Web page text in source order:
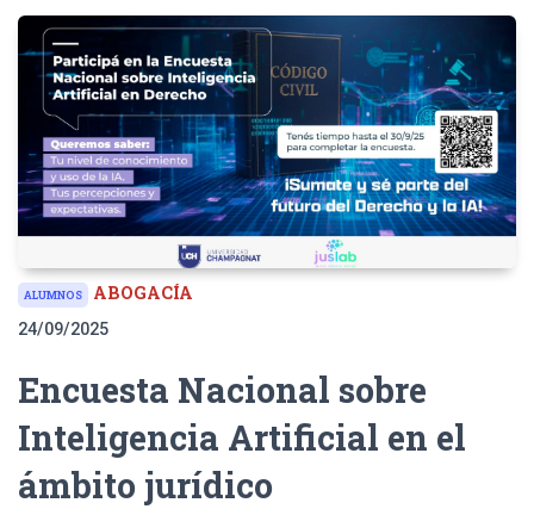
ALUMNOS ABOGACÍA
24/09/2025
Encuesta Nacional sobre
Inteligencia Artificial en el
ámbito jurídico